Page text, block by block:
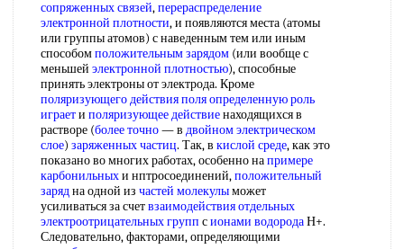
сопряженных связей,перераспределение
электронной плотности, и появляются места (атомы
или группы атомов) с наведенным тем или иным
способомположительным зарядом (или вообще с
меньшей электронной плотностью), способные
принять электроны от электрода. Кроме
поляризующего действияполя определеннуюроль
играети поляризующее действиенаходящихся в
растворе (более точно— в двойном электрическом
слое) заряженных частиц. Так, в кислой среде, как это
показано во многих работах, особенно напримере
карбонильныхи нптросоединений,положительный
зарядна одной из частей молекулыможет
усиливаться за счетвзаимодействия отдельных
электроотрицательных групп сионами водородаН+.
Следовательно, факторами, определяющими